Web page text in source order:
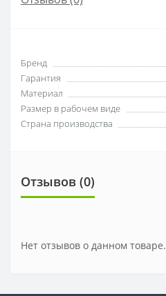
Бренд
Гарантия
Материал
Размер в рабочем виде
Страна производства
Отзывов (0)
Нет отзывов о данном товаре.